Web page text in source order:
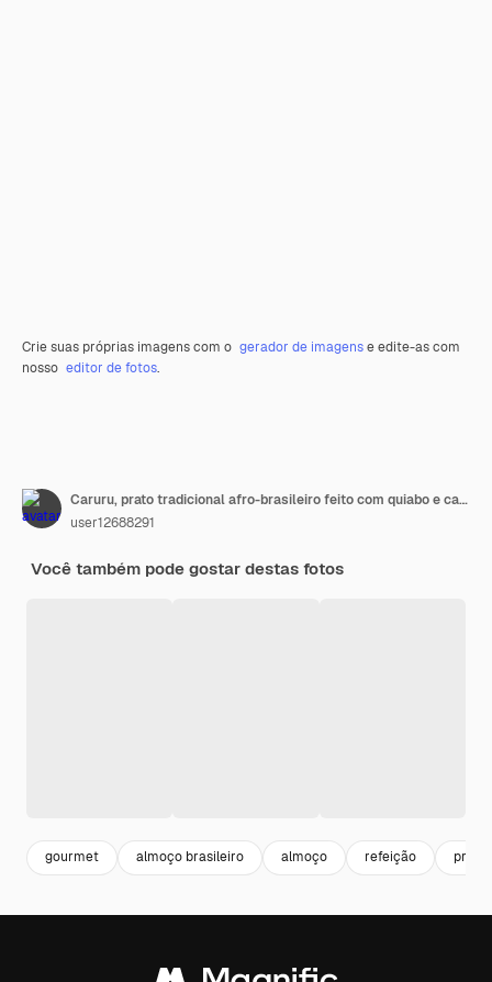
Crie suas próprias imagens com o gerador de imagense edite-as com
nosso editor de fotos.
Caruru, prato tradicional afro-brasileiro feito com quiabo e camarão seco, tomate., Castanha de caju e amendoim
user12688291
Você também pode gostar destas fotos
gourmet almoço brasileiro almoço refeição prato